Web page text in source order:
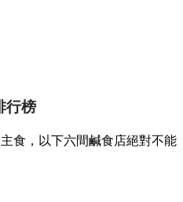
行榜
食，以下六間鹹食店絕對不能